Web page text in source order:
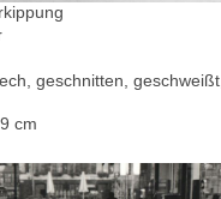
geschnitten, geschweißt,
cm